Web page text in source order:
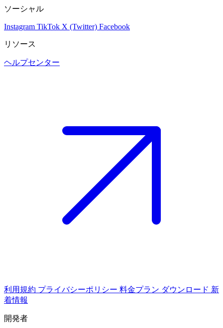
ソーシャル
Instagram TikTok X (Twitter) Facebook
リソース
ヘルプセンター
利用規約 プライバシーポリシー 料金プラン ダウンロード 新
着情報
開発者